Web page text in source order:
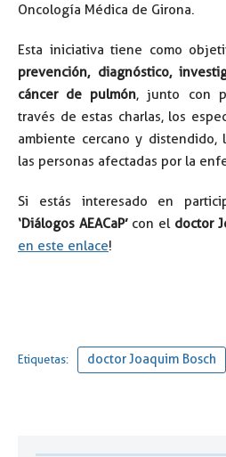
Oncología Médica de Girona.
Esta iniciativa tiene como
prevención, diagnóstico,
cáncer de pulmón, junto con
través de estas charlas, los
ambiente cercano y distendido,
las personas afectadas por la
Si estás interesado en
‘Diálogos AEACaP’con el doctor
en este enlace!
Etiquetas: doctor Joaquim Bosch